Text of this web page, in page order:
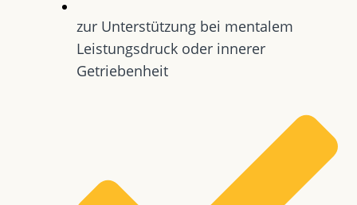
zur Unterstützung bei mentalem
Leistungsdruck oder innerer
Getriebenheit